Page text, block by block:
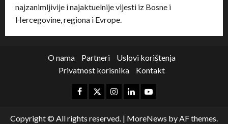
najzanimljivije i najaktuelnije vijesti iz Bosne i
Hercegovine, regiona i Evrope.
O nama Partneri
Uslovi korištenja
Privatnost korisnika
Kontakt
Copyright © All rights reserved. | MoreNews by AF themes.